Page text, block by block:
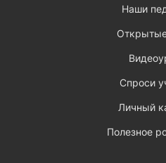
Наши
Спроси
Личный
Полезное